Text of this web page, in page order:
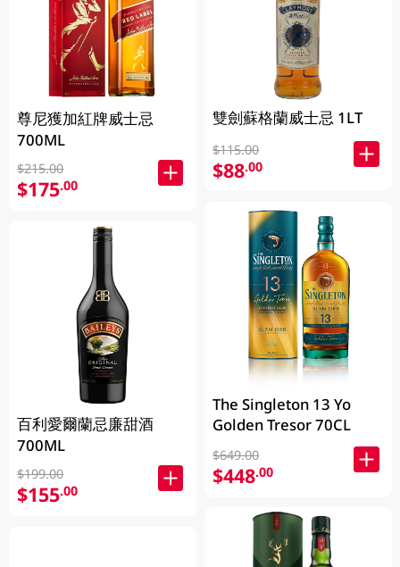
尊尼獲加紅牌威士忌
700ML
$215.00
$175.00
百利愛爾蘭忌廉甜酒
700ML
$199.00
$155.00
雙劍蘇格蘭威士忌 1LT
$115.00
$88.00
The Singleton 13 Yo
Golden Tresor 70CL
$649.00
$448.00